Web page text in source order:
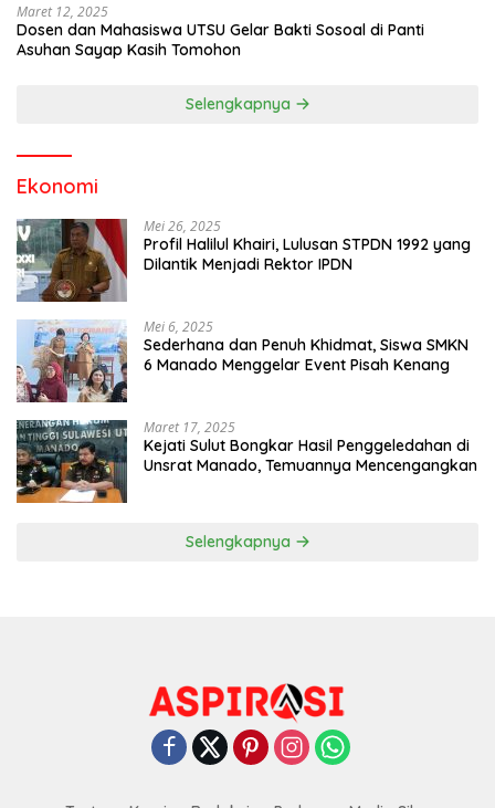
Maret 12, 2025
Dosen dan Mahasiswa UTSU Gelar Bakti Sosoal di Panti
Asuhan Sayap Kasih Tomohon
Selengkapnya
Ekonomi
Mei 26, 2025
Profil Halilul Khairi, Lulusan STPDN 1992 yang
Dilantik Menjadi Rektor IPDN
Mei 6, 2025
Sederhana dan Penuh Khidmat, Siswa SMKN
6 Manado Menggelar Event Pisah Kenang
Maret 17, 2025
Kejati Sulut Bongkar Hasil Penggeledahan di
Unsrat Manado, Temuannya Mencengangkan
Selengkapnya